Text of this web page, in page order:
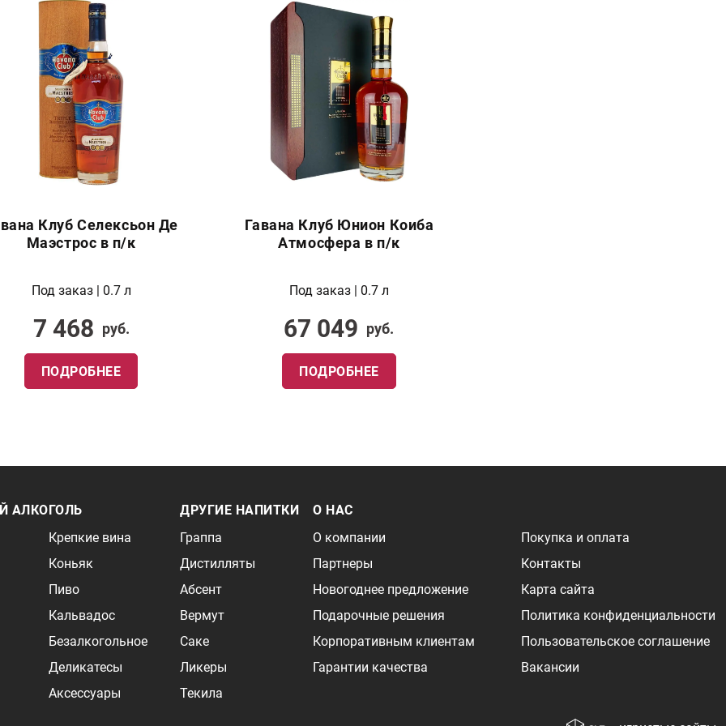
Клуб Селексьон Де
Маэстрос в п/к
Под заказ | 0.7 л
7 468 руб.
ПОДРОБНЕЕ
Гавана Клуб Юнион Коиба
Атмосфера в п/к
Под заказ | 0.7 л
67 049 руб.
ПОДРОБНЕЕ
АЛКОГОЛЬ
Крепкие вина
Коньяк
Пиво
Кальвадос
Безалкогольное
Деликатесы
Аксессуары
ДРУГИЕ НАПИТКИ
Граппа
Дистилляты
Абсент
Вермут
Саке
Ликеры
Текила
О НАС
О компании
Партнеры
Новогоднее предложение
Подарочные решения
Корпоративным клиентам
Гарантии качества
Покупка и оплата
Контакты
Карта сайта
Политика конфиденциальности
Пользовательское соглашение
Вакансии